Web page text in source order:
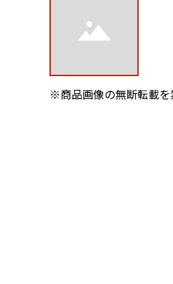
※商品画像の無断転載を